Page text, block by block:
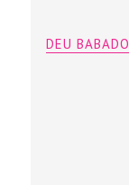
DEU BABADO